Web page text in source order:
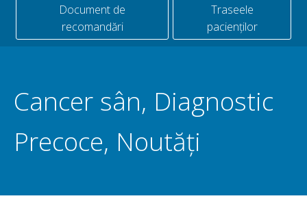
Document de
recomandări
Traseele
pacienților
Cancer sân, Diagnostic
Precoce, Noutăți